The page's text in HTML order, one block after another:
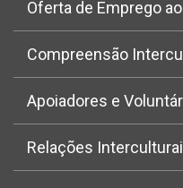
Oferta de Emprego
Compreensão
Apoiadores e
Relações